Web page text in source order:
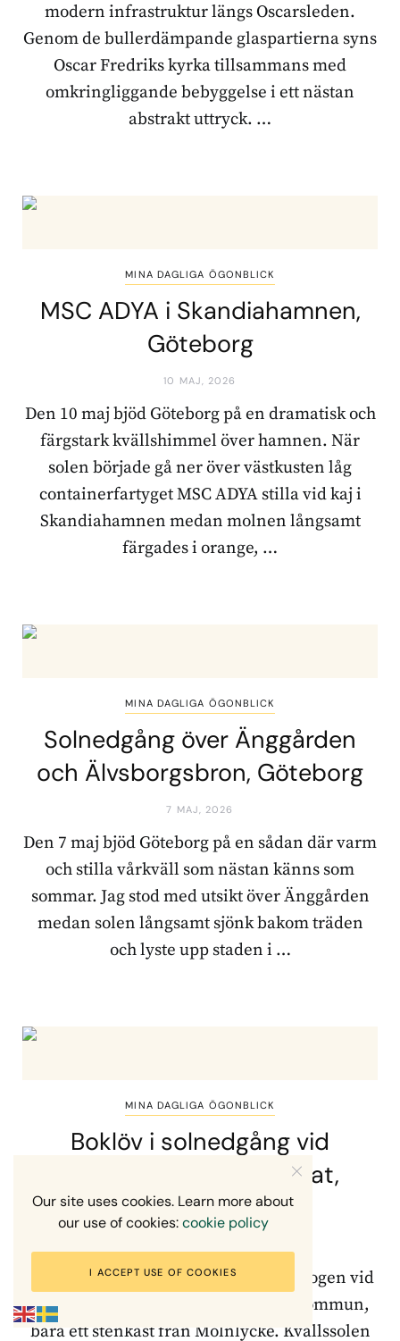
modern infrastruktur längs Oscarsleden.
Genom de bullerdämpande glaspartierna syns
Oscar Fredriks kyrka tillsammans med
omkringliggande bebyggelse i ett nästan
abstrakt uttryck. …
MINA DAGLIGA ÖGONBLICK
MSC ADYA i Skandiahamnen,
Göteborg
10 MAJ, 2026
Den 10 maj bjöd Göteborg på en dramatisk och
färgstark kvällshimmel över hamnen. När
solen började gå ner över västkusten låg
containerfartyget MSC ADYA stilla vid kaj i
Skandiahamnen medan molnen långsamt
färgades i orange, …
MINA DAGLIGA ÖGONBLICK
Solnedgång över Änggården
och Älvsborgsbron, Göteborg
7 MAJ, 2026
Den 7 maj bjöd Göteborg på en sådan där varm
och stilla vårkväll som nästan känns som
sommar. Jag stod med utsikt över Änggården
medan solen långsamt sjönk bakom träden
och lyste upp staden i …
MINA DAGLIGA ÖGONBLICK
Boklöv i solnedgång vid
Rådasjöns naturreservat,
Härryda kommun
Den 6 maj vandrade jag genom bokskogen vid
Rådasjöns naturreservat i Härryda kommun,
bara ett stenkast från Mölnlycke. Kvällssolen
Our site uses cookies. Learn more about
our use of cookies:cookie policy
I ACCEPT USE OF COOKIES